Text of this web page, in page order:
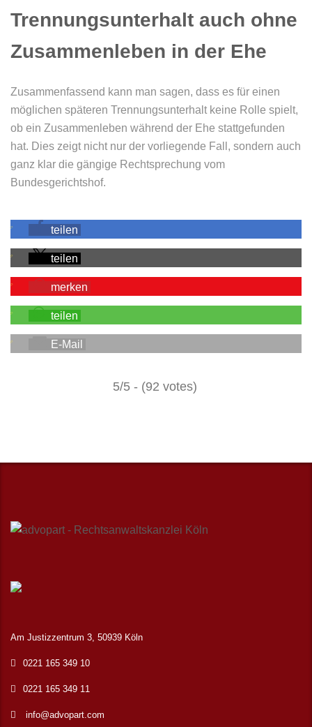
Trennungsunterhalt auch ohne
Zusammenleben in der Ehe
Zusammenfassend kann man sagen, dass es für einen
möglichen späteren Tren­nungs­un­ter­halt keine Rolle spielt,
ob ein Zusam­men­leben während der Ehe stattgefunden
hat. Dies zeigt nicht nur der vorliegende Fall, sondern auch
ganz klar die gängige Rechtsprechung vom
Bundesgerichtshof.
teilen
teilen
merken
teilen
E-Mail
5/5 - (92 votes)
Am Justizzentrum 3, 50939 Köln
0221 165 349 10
0221 165 349 11
info@advopart.com